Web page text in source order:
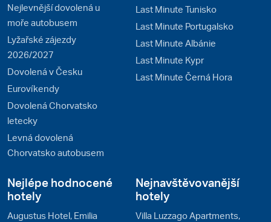
Nejlevnější dovolená u
moře autobusem
Lyžařské zájezdy
2026/2027
Dovolená v Česku
Eurovíkendy
Dovolená Chorvatsko
letecky
Levná dovolená
Chorvatsko autobusem
Last Minute Tunisko
Last Minute Portugalsko
Last Minute Albánie
Last Minute Kypr
Last Minute Černá Hora
Nejlépe hodnocené
hotely
Augustus Hotel, Emilia
Nejnavštěvovanější
hotely
Villa Luzzago Apartments,